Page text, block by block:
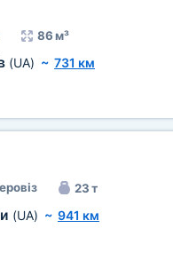
86 м³
(UA) ~ 731 км
23 т
(UA) ~ 941 км